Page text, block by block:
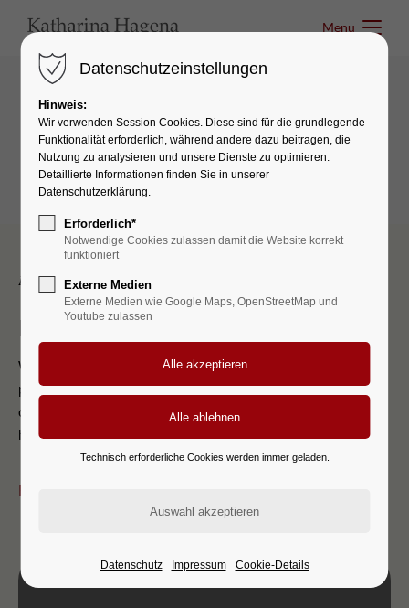
Menu
Textlink
Example n°1
Incredible Design
Whether you're seeking clarity in your career, balance in your
personal life, or the confidence to pursue your dreams, my
coaching is designed to inspire growth, build resilience, and
help you achieve lasting success.
Read more
Datenschutzeinstellungen
Hinweis:
Wir verwenden Session Cookies. Diese sind für die grundlegende
Funktionalität erforderlich, während andere dazu beitragen, die
Nutzung zu analysieren und unsere Dienste zu optimieren.
Detaillierte Informationen finden Sie in unserer
Datenschutzerklärung.
Erforderlich*
Notwendige Cookies zulassen damit die Website korrekt
funktioniert
Externe Medien
Externe Medien wie Google Maps, OpenStreetMap und
Youtube zulassen
Technisch erforderliche Cookies werden immer geladen.
Datenschutz Impressum Cookie-Details
Menu